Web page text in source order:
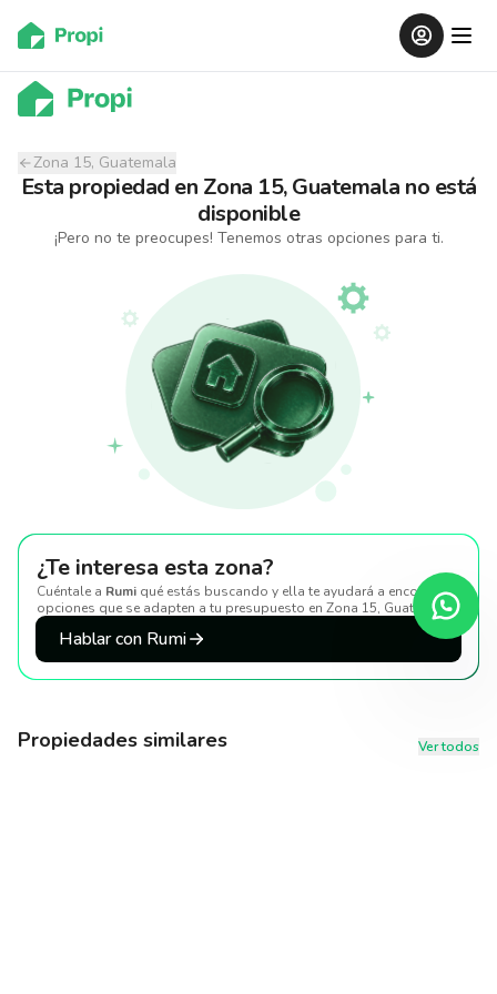
Zona 15, Guatemala
Esta propiedad en Zona 15, Guatemala no está
disponible
¡Pero no te preocupes! Tenemos otras opciones para ti.
¿Te interesa esta zona?
Cuéntale a Rumi qué estás buscando y ella te ayudará a encontrar
opciones que se adapten a tu presupuesto en Zona 15, Guatemala.
Hablar con Rumi
Propiedades similares Ver todos